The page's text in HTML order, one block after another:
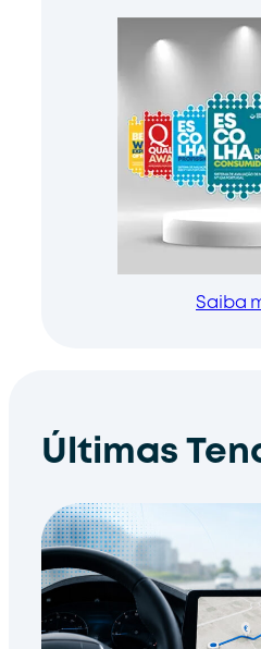
Saiba
Últimas